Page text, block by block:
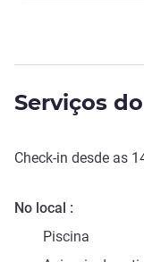
Serviços
Check-in desde as
No local
Piscina